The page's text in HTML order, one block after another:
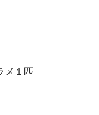
メ１匹